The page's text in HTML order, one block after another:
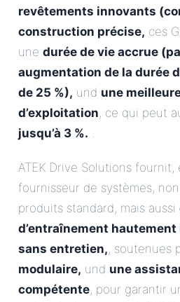
revêtements innovants
construction précise, ces
une durée de vie accrue
augmentation de la durée
de 25 %), und une
d’exploitation, ce qui peut
jusqu’à 3 %. .
ATEK Drive Solutions
fournisseur de systèmes,
produits standard, mais aussi
d’entraînement
sans entretien,, soutenues
modulaire, und une
compétente, pour garantir